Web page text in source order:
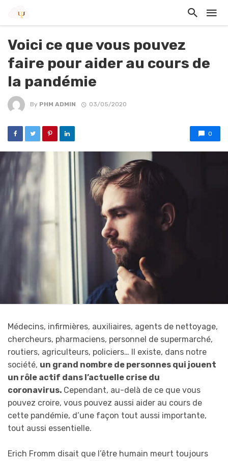
Voici ce que vous pouvez
faire pour aider au cours de
la pandémie
By PHM ADMIN 03/05/2020
0
Médecins, infirmières, auxiliaires, agents de nettoyage,
chercheurs, pharmaciens, personnel de supermarché,
routiers, agriculteurs, policiers… Il existe, dans notre
société, un grand nombre de personnes qui jouent
un rôle actif dans l’actuelle crise du
coronavirus. Cependant, au-delà de ce que vous
pouvez croire, vous pouvez aussi aider au cours de
cette pandémie, d’une façon tout aussi importante,
tout aussi essentielle.
Erich Fromm disait que l’être humain meurt toujours